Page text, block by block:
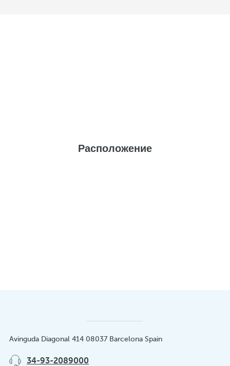
Расположение
Avinguda Diagonal 414 08037 Barcelona Spain
34-93-2089000